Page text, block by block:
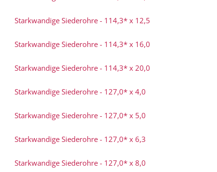
Starkwandige Siederohre - 114,3* x 12,5
Starkwandige Siederohre - 114,3* x 16,0
Starkwandige Siederohre - 114,3* x 20,0
Starkwandige Siederohre - 127,0* x 4,0
Starkwandige Siederohre - 127,0* x 5,0
Starkwandige Siederohre - 127,0* x 6,3
Starkwandige Siederohre - 127,0* x 8,0